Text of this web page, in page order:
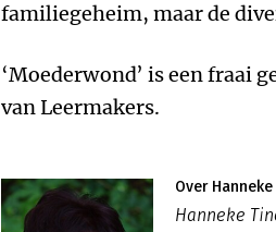
familiegeheim, maar de
‘Moederwond’ is een fraai
van Leermakers.
Over
Hanneke